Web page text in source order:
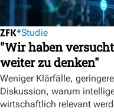
Studie
"Wir haben
weiter zu denken"
Weniger Klärfälle,
Diskussion, warum
wirtschaftlich relevant